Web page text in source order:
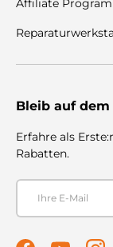
Affiliate
Bleib auf
Erfahre als
Rabatten.
E-Mail